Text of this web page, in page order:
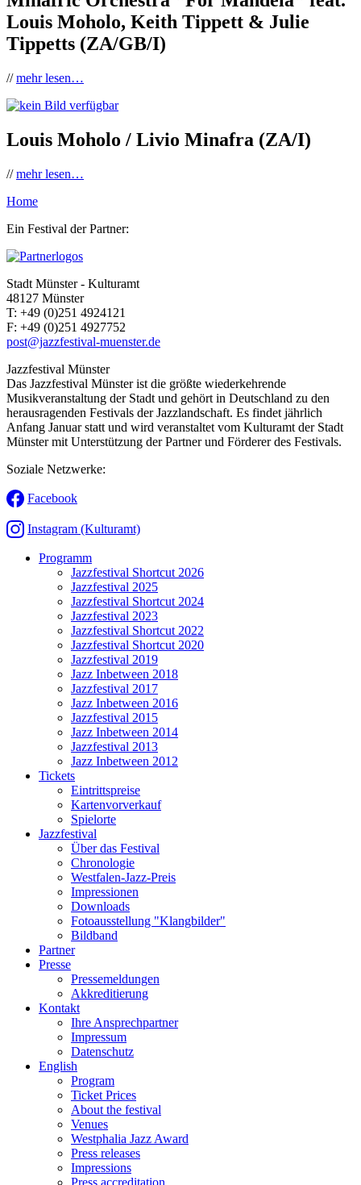
Louis Moholo, Keith Tippett & Julie
Tippetts (ZA/GB/I)
//mehr lesen…
Louis Moholo / Livio Minafra (ZA/I)
//mehr lesen…
Home
Ein Festival der Partner:
Stadt Münster - Kulturamt
48127 Münster
T: +49 (0)251 4924121
F: +49 (0)251 4927752
post@jazzfestival-muenster.de
Jazzfestival Münster
Das Jazzfestival Münster ist die größte wiederkehrende
Musikveranstaltung der Stadt und gehört in Deutschland zu den
herausragenden Festivals der Jazzlandschaft. Es findet jährlich
Anfang Januar statt und wird veranstaltet vom Kulturamt der Stadt
Münster mit Unterstützung der Partner und Förderer des Festivals.
Soziale Netzwerke:
Facebook
Instagram (Kulturamt)
Programm
Jazzfestival Shortcut 2026
Jazzfestival 2025
Jazzfestival Shortcut 2024
Jazzfestival 2023
Jazzfestival Shortcut 2022
Jazzfestival Shortcut 2020
Jazzfestival 2019
Jazz Inbetween 2018
Jazzfestival 2017
Jazz Inbetween 2016
Jazzfestival 2015
Jazz Inbetween 2014
Jazzfestival 2013
Jazz Inbetween 2012
Tickets
Eintrittspreise
Kartenvorverkauf
Spielorte
Jazzfestival
Über das Festival
Chronologie
Westfalen-Jazz-Preis
Impressionen
Downloads
Fotoausstellung "Klangbilder"
Bildband
Partner
Presse
Pressemeldungen
Akkreditierung
Kontakt
Ihre Ansprechpartner
Impressum
Datenschutz
English
Program
Ticket Prices
About the festival
Venues
Westphalia Jazz Award
Press releases
Impressions
Press accreditation